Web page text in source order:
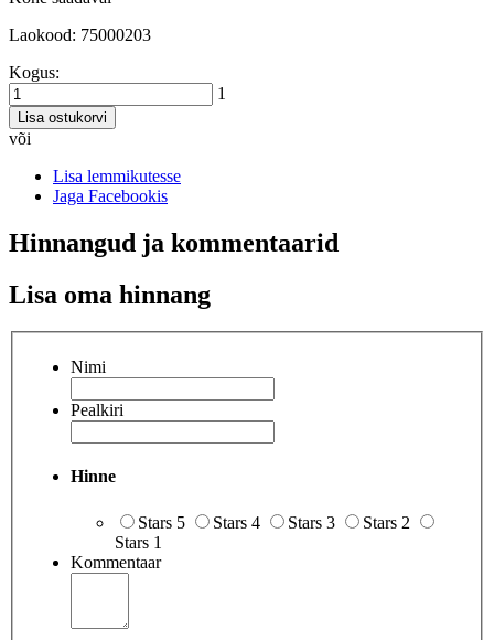
Laokood: 75000203
Kogus:
1
Lisa ostukorvi
või
Lisa lemmikutesse
Jaga Facebookis
Hinnangud ja kommentaarid
Lisa oma hinnang
Nimi
Pealkiri
Hinne
Stars 5 Stars 4 Stars 3
Stars 2
Stars 1
Kommentaar